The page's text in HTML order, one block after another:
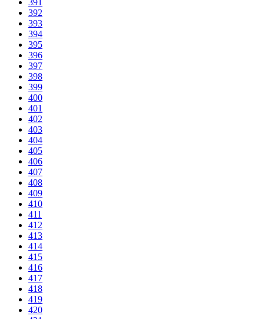
391
392
393
394
395
396
397
398
399
400
401
402
403
404
405
406
407
408
409
410
411
412
413
414
415
416
417
418
419
420